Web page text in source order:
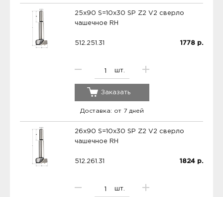
25x90 S=10x30 SP Z2 V2 сверло
чашечное RH
512.251.31
шт.
1778 р.
Заказать
Доставка: от 7 дней
26x90 S=10x30 SP Z2 V2 сверло
чашечное RH
512.261.31
шт.
1824 р.